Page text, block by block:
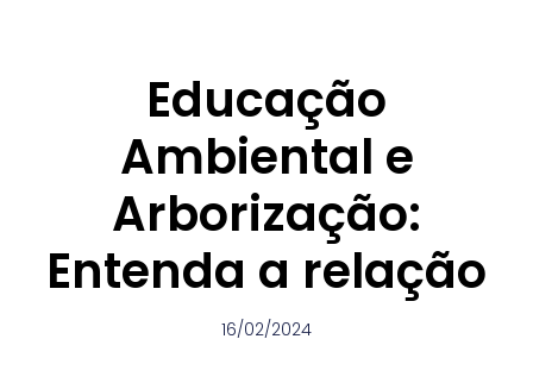
Educação
Ambiental e
Arborização:
Entenda a relação
16/02/2024